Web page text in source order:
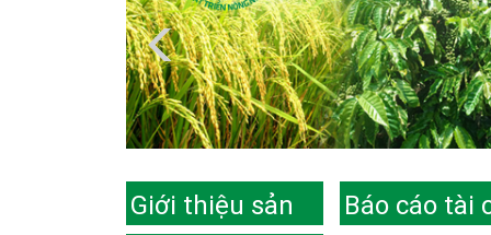
Giới thiệu sản
Báo cáo tài